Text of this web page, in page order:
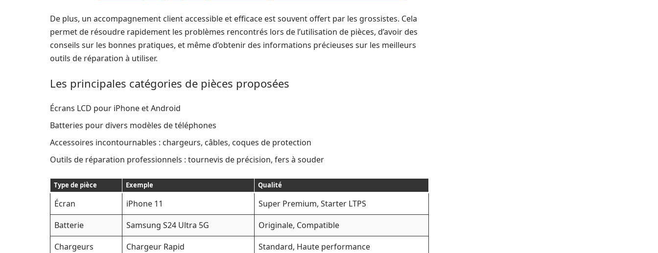
De plus, un accompagnement client accessible et efficace est souvent offert par les grossistes. Cela
permet de résoudre rapidement les problèmes rencontrés lors de l’utilisation de pièces, d’avoir des
conseils sur les bonnes pratiques, et même d’obtenir des informations précieuses sur les meilleurs
outils de réparation à utiliser.
Les principales catégories de pièces proposées
Écrans LCD pour iPhone et Android
Batteries pour divers modèles de téléphones
Accessoires incontournables : chargeurs, câbles, coques de protection
Outils de réparation professionnels : tournevis de précision, fers à souder
Type de pièce Exemple Qualité
Écran iPhone 11
Super Premium, Starter LTPS
Batterie
Samsung S24 Ultra 5G
Originale, Compatible
Chargeurs
Chargeur Rapid Standard, Haute performance